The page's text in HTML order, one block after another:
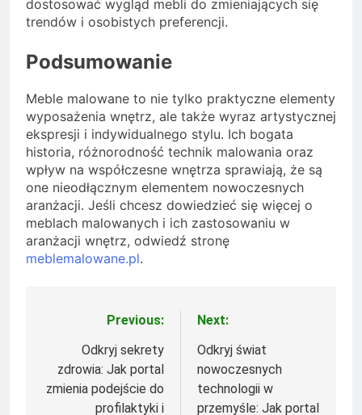
dostosować wygląd mebli do zmieniających się
trendów i osobistych preferencji.
Podsumowanie
Meble malowane to nie tylko praktyczne elementy
wyposażenia wnętrz, ale także wyraz artystycznej
ekspresji i indywidualnego stylu. Ich bogata
historia, różnorodność technik malowania oraz
wpływ na współczesne wnętrza sprawiają, że są
one nieodłącznym elementem nowoczesnych
aranżacji. Jeśli chcesz dowiedzieć się więcej o
meblach malowanych i ich zastosowaniu w
aranżacji wnętrz, odwiedź stronę
meblemalowane.pl.
Nawigacja
wpisu
Previous:
Odkryj sekrety
zdrowia: Jak portal
zmienia podejście do
profilaktyki i
Next:
Odkryj świat
nowoczesnych
technologii w
przemyśle: Jak portal